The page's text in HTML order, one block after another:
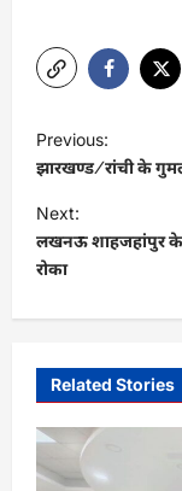
o
s
t
n
a
g
a
Previous:
झारखण्ड ⁄ रांची के
Next:
लखनऊ शाहजहांपुर के
रोका
Related Stories